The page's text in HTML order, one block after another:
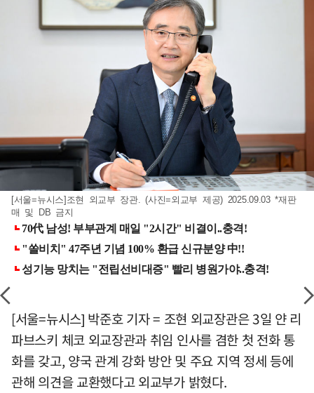
[서울=뉴시스]조현 외교부 장관. (사진=외교부 제공) 2025.09.03 *재판
매 및 DB 금지
[서울=뉴시스] 박준호 기자 = 조현 외교장관은 3일 얀 리
파브스키 체코 외교장관과 취임 인사를 겸한 첫 전화 통
화를 갖고, 양국 관계 강화 방안 및 주요 지역 정세 등에
관해 의견을 교환했다고 외교부가 밝혔다.